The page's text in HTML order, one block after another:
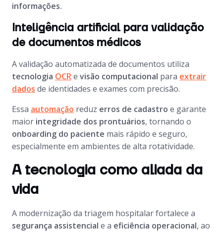
informações.
Inteligência artificial para validação
de documentos médicos
A validação automatizada de documentos utiliza
tecnologia OCRe visão computacional para extrair
dados de identidades e exames com precisão.
Essa automação reduz erros de cadastro e garante
maior integridade dos prontuários, tornando o
onboarding do paciente mais rápido e seguro,
especialmente em ambientes de alta rotatividade.
A tecnologia como aliada da
vida
A modernização da triagem hospitalar fortalece a
segurança assistencial e a eficiência operacional, ao